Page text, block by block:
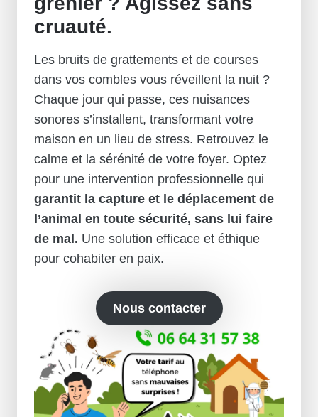
cruauté.
Les bruits de grattements et de courses
dans vos combles vous réveillent la nuit ?
Chaque jour qui passe, ces nuisances
sonores s’installent, transformant votre
maison en un lieu de stress. Retrouvez le
calme et la sérénité de votre foyer. Optez
pour une intervention professionnelle qui
garantit la capture et le déplacement de
l’animal en toute sécurité, sans lui faire
de mal. Une solution efficace et éthique
pour cohabiter en paix.
Nous contacter